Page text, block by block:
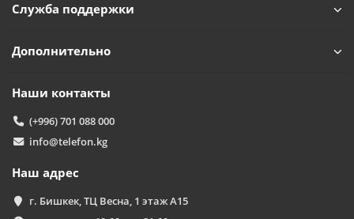
Служба поддержки
Дополнительно
Наши контакты
(+996) 701 088 000
info@telefon.kg
Наш адрес
г. Бишкек, ТЦ Весна, 1 этаж А15